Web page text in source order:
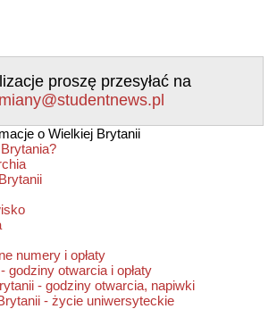
proszę przesyłać na
o Wielkiej Brytanii
numery i opłaty
godziny otwarcia i opłaty
- godziny otwarcia, napiwki
- życie uniwersyteckie